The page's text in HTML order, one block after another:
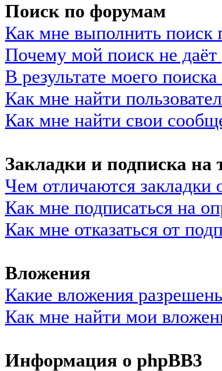
Поиск по форумам
Как мне выполнить
Почему мой поиск не даёт
В результате моего
Как мне найти
Как мне найти свои
Закладки и подписка на
Чем отличаются закладки
Как мне подписаться на
Как мне отказаться от
Вложения
Какие вложения
Как мне найти мои
Информация о phpBB3